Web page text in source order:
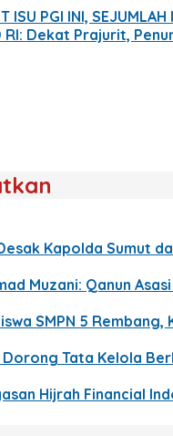
ISU PGI INI,
RI: Dekat Prajurit,
Kapolda Sumut
Muzani: Qanun
SMPN 5
Dorong Tata Kelola
Hijrah Financial